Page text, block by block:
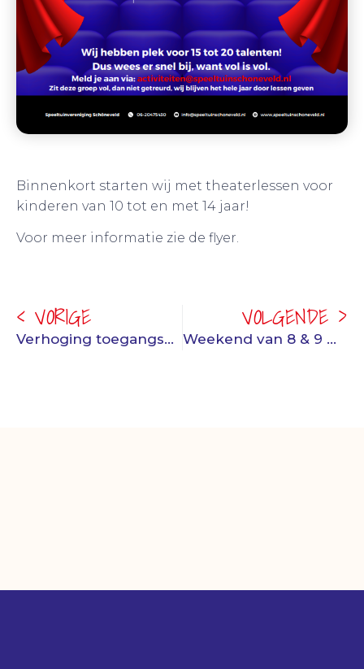
Binnenkort starten wij met theaterlessen voor
kinderen van 10 tot en met 14 jaar!
Voor meer informatie zie de flyer.
< VORIGE
Verhoging toegangsprijzen 2025
VOLGENDE >
Weekend van 8 & 9 maart zijn wij geopend!